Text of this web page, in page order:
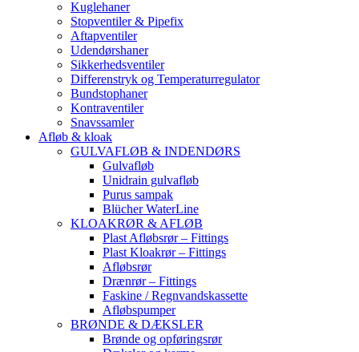
Kuglehaner
Stopventiler & Pipefix
Aftapventiler
Udendørshaner
Sikkerhedsventiler
Differenstryk og Temperaturregulator
Bundstophaner
Kontraventiler
Snavssamler
Afløb & kloak
GULVAFLØB & INDENDØRS
Gulvafløb
Unidrain gulvafløb
Purus sampak
Blücher WaterLine
KLOAKRØR & AFLØB
Plast Afløbsrør – Fittings
Plast Kloakrør – Fittings
Afløbsrør
Drænrør – Fittings
Faskine / Regnvandskassette
Afløbspumper
BRØNDE & DÆKSLER
Brønde og opføringsrør